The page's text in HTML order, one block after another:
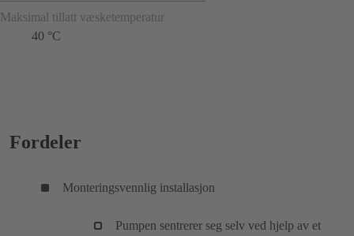
Maksimal tillatt væsketemperatur
40 °C
Fordeler
Monteringsvennlig installasjon
Pumpen sentrerer seg selv ved hjelp av et